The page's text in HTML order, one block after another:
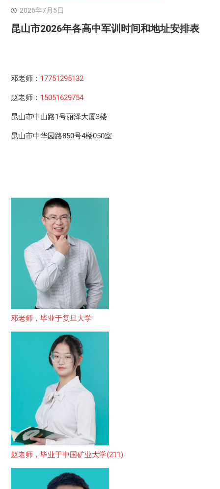
2026年7月5日
昆山市2026年各高中军训时间和地址安排表
邓老师： 17751295132
赵老师： 15051629754
昆山市中山路1号丽泽大厦3楼
昆山市中华园路850号4楼050室
邓老师，毕业于复旦大学
赵老师，毕业于中国矿业大学(211)